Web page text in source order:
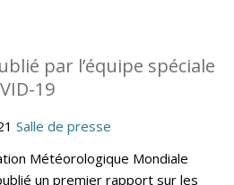
par l’équipe spéciale
19
Salle de presse
Météorologique Mondiale
un premier rapport sur les